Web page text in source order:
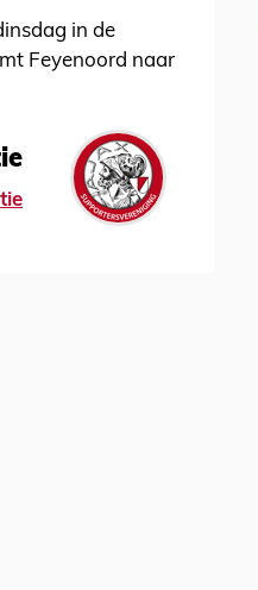
in de
Feyenoord naar